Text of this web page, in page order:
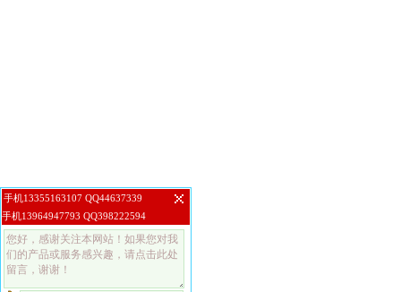
手机13355163107 QQ44637339
手机13964947793 QQ398222594